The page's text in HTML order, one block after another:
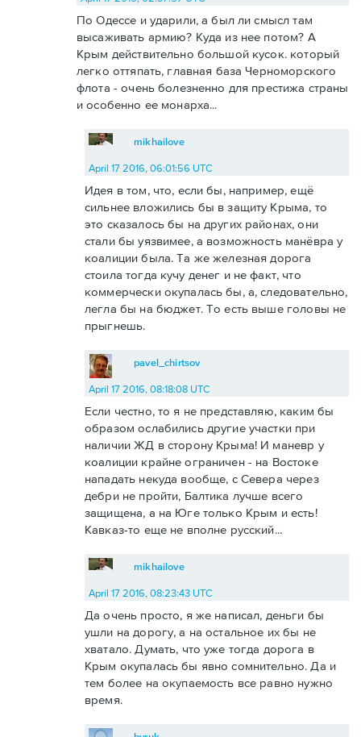
По Одессе и ударили, а был ли смысл там
высаживать армию? Куда из нее потом? А
Крым действительно большой кусок. который
легко оттяпать, главная база Черноморского
флота - очень болезненно для престижа страны
и особенно ее монарха...
mikhailove
April 17 2016, 06:01:56 UTC
Идея в том, что, если бы, например, ещё
сильнее вложились бы в защиту Крыма, то
это сказалось бы на других районах, они
стали бы уязвимее, а возможность манёвра у
коалиции была. Та же железная дорога
стоила тогда кучу денег и не факт, что
коммерчески окупалась бы, а, следовательно,
легла бы на бюджет. То есть выше головы не
прыгнешь.
pavel_chirtsov
April 17 2016, 08:18:08 UTC
Если честно, то я не представляю, каким бы
образом ослабились другие участки при
наличии ЖД в сторону Крыма! И маневр у
коалиции крайне ограничен - на Востоке
нападать некуда вообще, с Севера через
дебри не пройти, Балтика лучше всего
защищена, а на Юге только Крым и есть!
Кавказ-то еще не вполне русский...
mikhailove
April 17 2016, 08:23:43 UTC
Да очень просто, я же написал, деньги бы
ушли на дорогу, а на остальное их бы не
хватало. Думать, что уже тогда дорога в
Крым окупалась бы явно сомнительно. Да и
тем более на окупаемость все равно нужно
время.